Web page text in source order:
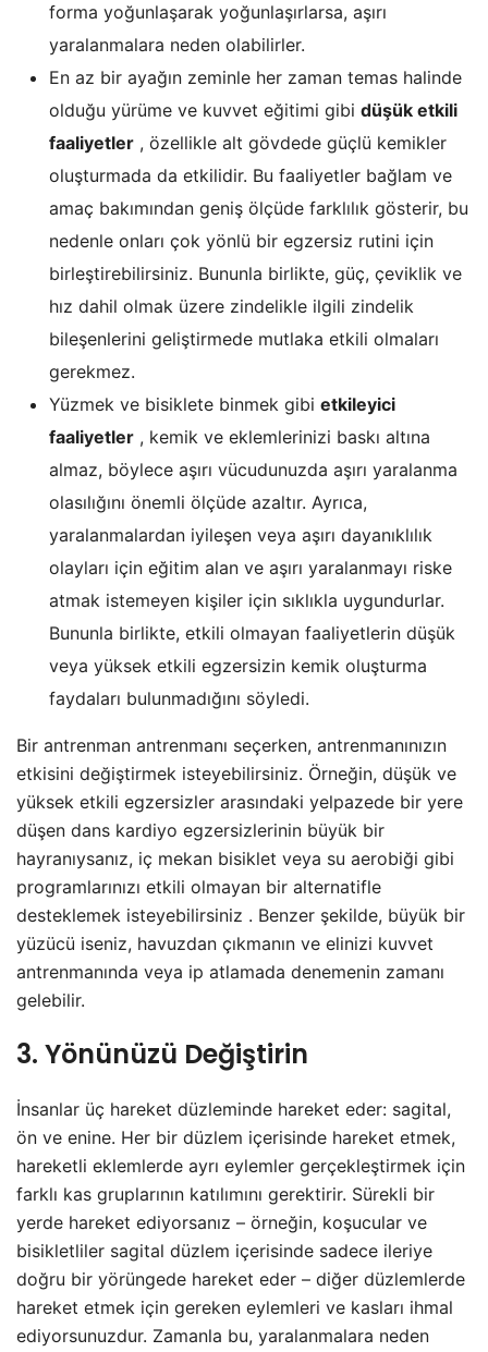
forma yoğunlaşarak yoğunlaşırlarsa, aşırı
yaralanmalara neden olabilirler.
En az bir ayağın zeminle her zaman temas halinde
olduğu yürüme ve kuvvet eğitimi gibi düşük etkili
faaliyetler , özellikle alt gövdede güçlü kemikler
oluşturmada da etkilidir. Bu faaliyetler bağlam ve
amaç bakımından geniş ölçüde farklılık gösterir, bu
nedenle onları çok yönlü bir egzersiz rutini için
birleştirebilirsiniz. Bununla birlikte, güç, çeviklik ve
hız dahil olmak üzere zindelikle ilgili zindelik
bileşenlerini geliştirmede mutlaka etkili olmaları
gerekmez.
Yüzmek ve bisiklete binmek gibi etkileyici
faaliyetler , kemik ve eklemlerinizi baskı altına
almaz, böylece aşırı vücudunuzda aşırı yaralanma
olasılığını önemli ölçüde azaltır. Ayrıca,
yaralanmalardan iyileşen veya aşırı dayanıklılık
olayları için eğitim alan ve aşırı yaralanmayı riske
atmak istemeyen kişiler için sıklıkla uygundurlar.
Bununla birlikte, etkili olmayan faaliyetlerin düşük
veya yüksek etkili egzersizin kemik oluşturma
faydaları bulunmadığını söyledi.
Bir antrenman antrenmanı seçerken, antrenmanınızın
etkisini değiştirmek isteyebilirsiniz. Örneğin, düşük ve
yüksek etkili egzersizler arasındaki yelpazede bir yere
düşen dans kardiyo egzersizlerinin büyük bir
hayranıysanız, iç mekan bisiklet veya su aerobiği gibi
programlarınızı etkili olmayan bir alternatifle
desteklemek isteyebilirsiniz . Benzer şekilde, büyük bir
yüzücü iseniz, havuzdan çıkmanın ve elinizi kuvvet
antrenmanında veya ip atlamada denemenin zamanı
gelebilir.
3. Yönünüzü Değiştirin
İnsanlar üç hareket düzleminde hareket eder: sagital,
ön ve enine. Her bir düzlem içerisinde hareket etmek,
hareketli eklemlerde ayrı eylemler gerçekleştirmek için
farklı kas gruplarının katılımını gerektirir. Sürekli bir
yerde hareket ediyorsanız – örneğin, koşucular ve
bisikletliler sagital düzlem içerisinde sadece ileriye
doğru bir yörüngede hareket eder – diğer düzlemlerde
hareket etmek için gereken eylemleri ve kasları ihmal
ediyorsunuzdur. Zamanla bu, yaralanmalara neden